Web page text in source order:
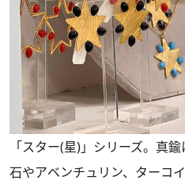
「スター(星)」シリーズ。真
石やアベンチュリン、ターコ